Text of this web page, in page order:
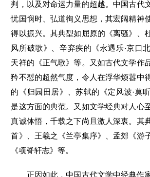
判，以及对命运力量的超越。中国古代
忧国悯时、弘道徇义思想，其宏阔精神
得以振兴。其典型如屈原的《离骚》、
风所破歌》、辛弃疾的《永遇乐·京口
天祥的《正气歌》等。又如古代文学作
矜不怼的超然气度，令人在浮华烦嚣中
的《归园田居》、苏轼的《定风波·莫
是这方面的典范。又如文学经典对人心
真诚体悟，千载之下尚且激人深衷。其
首》、王羲之《兰亭集序》、孟郊《游
《项脊轩志》等。
正因如此，中国古代文学中经典作